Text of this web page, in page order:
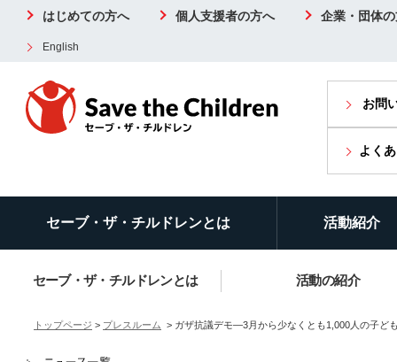
はじめての方へ 個人支援者の方へ 企業・団体
English
お問
よく
セーブ・ザ・チルドレンとは 活動紹介
セーブ・ザ・チルドレンとは 活動の紹介
トップページ > プレスルーム > ガザ抗議デモ―3月から少なくとも1,000人の子ど